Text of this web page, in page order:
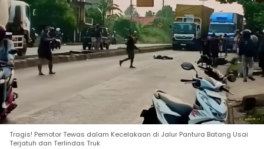
Tragis! Pemotor Tewas dalam Kecelakaan di Jalur Pantura Batang Usai
Terjatuh dan Terlindas Truk